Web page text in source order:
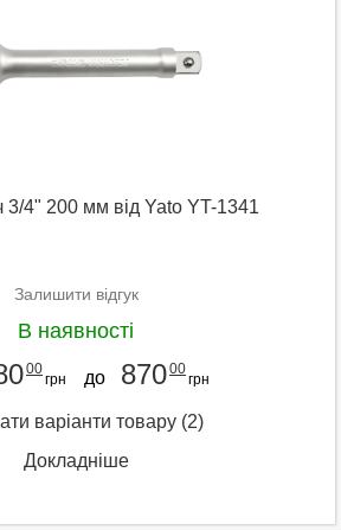
4" 200 мм від Yato YT-1341
Залишити відгук
В наявності
00
грн до 87000
грн
варіанти товару (2)
Докладніше